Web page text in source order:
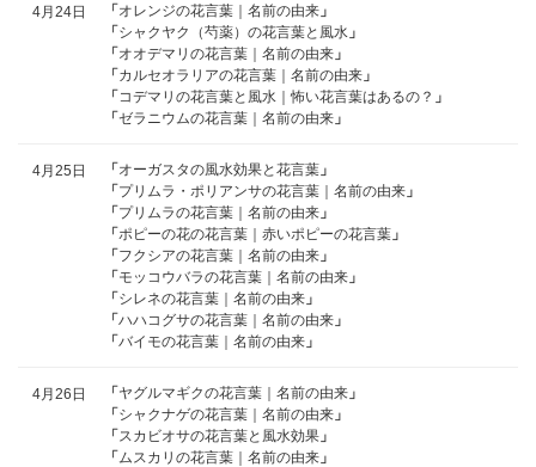
4月24日 「オレンジの花言葉｜名前の由来 」
「シャクヤク（芍薬）の花言葉と風水 」
「オオデマリの花言葉｜名前の由来 」
「カルセオラリアの花言葉｜名前の由来 」
「コデマリの花言葉と風水｜怖い花言葉はあるの？ 」
「ゼラニウムの花言葉｜名前の由来 」
4月25日 「オーガスタの風水効果と花言葉 」
「プリムラ・ポリアンサの花言葉｜名前の由来 」
「プリムラの花言葉｜名前の由来 」
「ポピーの花の花言葉｜赤いポピーの花言葉 」
「フクシアの花言葉｜名前の由来 」
「モッコウバラの花言葉｜名前の由来 」
「シレネの花言葉｜名前の由来 」
「ハハコグサの花言葉｜名前の由来 」
「バイモの花言葉｜名前の由来 」
4月26日 「ヤグルマギクの花言葉｜名前の由来 」
「シャクナゲの花言葉｜名前の由来 」
「スカビオサの花言葉と風水効果 」
「ムスカリの花言葉｜名前の由来 」